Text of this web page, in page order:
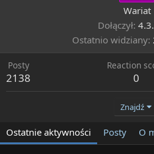
Wariat
Dołączył
Ostatnio widziany
Posty
2138
Reaction
0
Znajdź
Ostatnie aktywności Posty O